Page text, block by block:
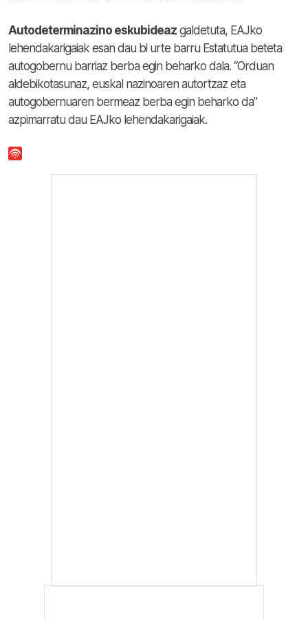
Autodeterminazino eskubideaz galdetuta, EAJko
lehendakarigaiak esan dau bi urte barru Estatutua beteta
autogobernu barriaz berba egin beharko dala. “Orduan
aldebikotasunaz, euskal nazinoaren autortzaz eta
autogobernuaren bermeaz berba egin beharko da”
azpimarratu dau EAJko lehendakarigaiak.